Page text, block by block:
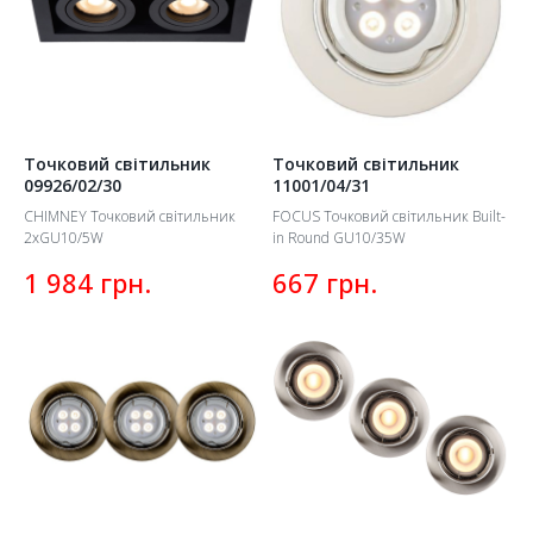
Точковий світильник
09926/02/30
CHIMNEY Точковий світильник
2xGU10/5W
1 984 грн.
Точковий світильник
11001/04/31
FOCUS Точковий світильник Built-
in Round GU10/35W
667 грн.